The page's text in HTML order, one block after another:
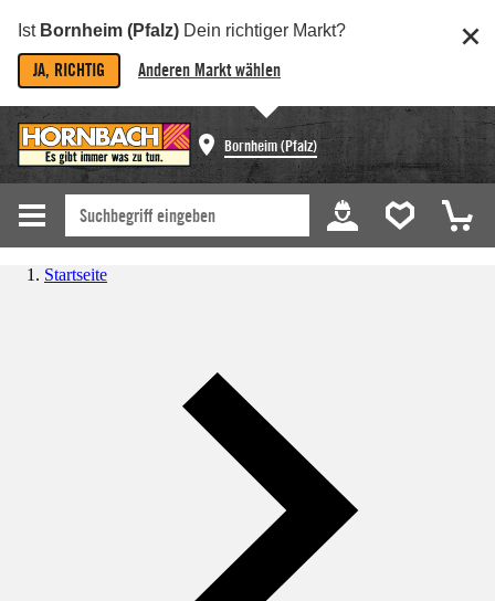
Ist Bornheim (Pfalz) Dein richtiger Markt?
JA, RICHTIG Anderen Markt wählen
Bornheim (Pfalz)
Startseite